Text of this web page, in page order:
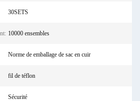
30SETS
10000 ensembles
Norme de emballage de sac en cuir
fil de téflon
Sécurité